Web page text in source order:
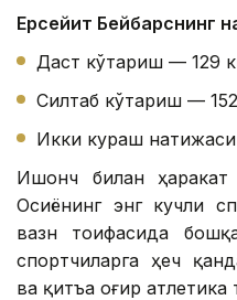
Ерсейит Бейбарснинг
Даст кўтариш — 129
Силтаб кўтариш —
Икки кураш натижаси
Ишонч билан ҳаракат
Осиёнинг энг кучли
вазн тоифасида
спортчиларга ҳеч
ва қитъа оғир